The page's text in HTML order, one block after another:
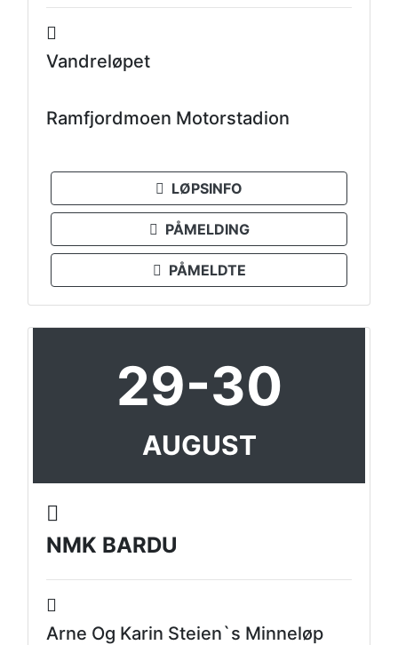
Vandreløpet
Ramfjordmoen Motorstadion
LØPSINFO
PÅMELDING
PÅMELDTE
29-30
AUGUST
NMK BARDU
Arne Og Karin Steien`s Minneløp